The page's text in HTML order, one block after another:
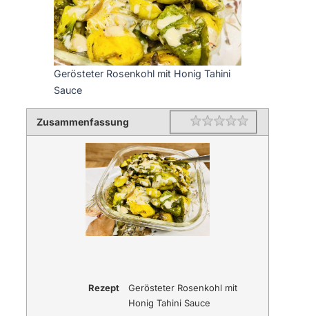
Gerösteter Rosenkohl mit Honig Tahini
Sauce
Zusammenfassung Rating 1 star
2 stars
3 stars
4 stars
5 stars
Rezept
Gerösteter Rosenkohl mit
Honig Tahini Sauce